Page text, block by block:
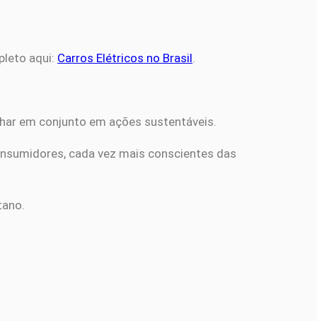
aqui: Carros Elétricos no Brasil.
em conjunto em ações sustentáveis.
cada vez mais conscientes das